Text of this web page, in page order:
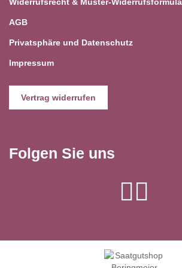
Widerrufsrecht & Muster-
AGB
Privatsphäre und Datenschutz
Impressum
Vertrag widerrufen
Folgen Sie uns